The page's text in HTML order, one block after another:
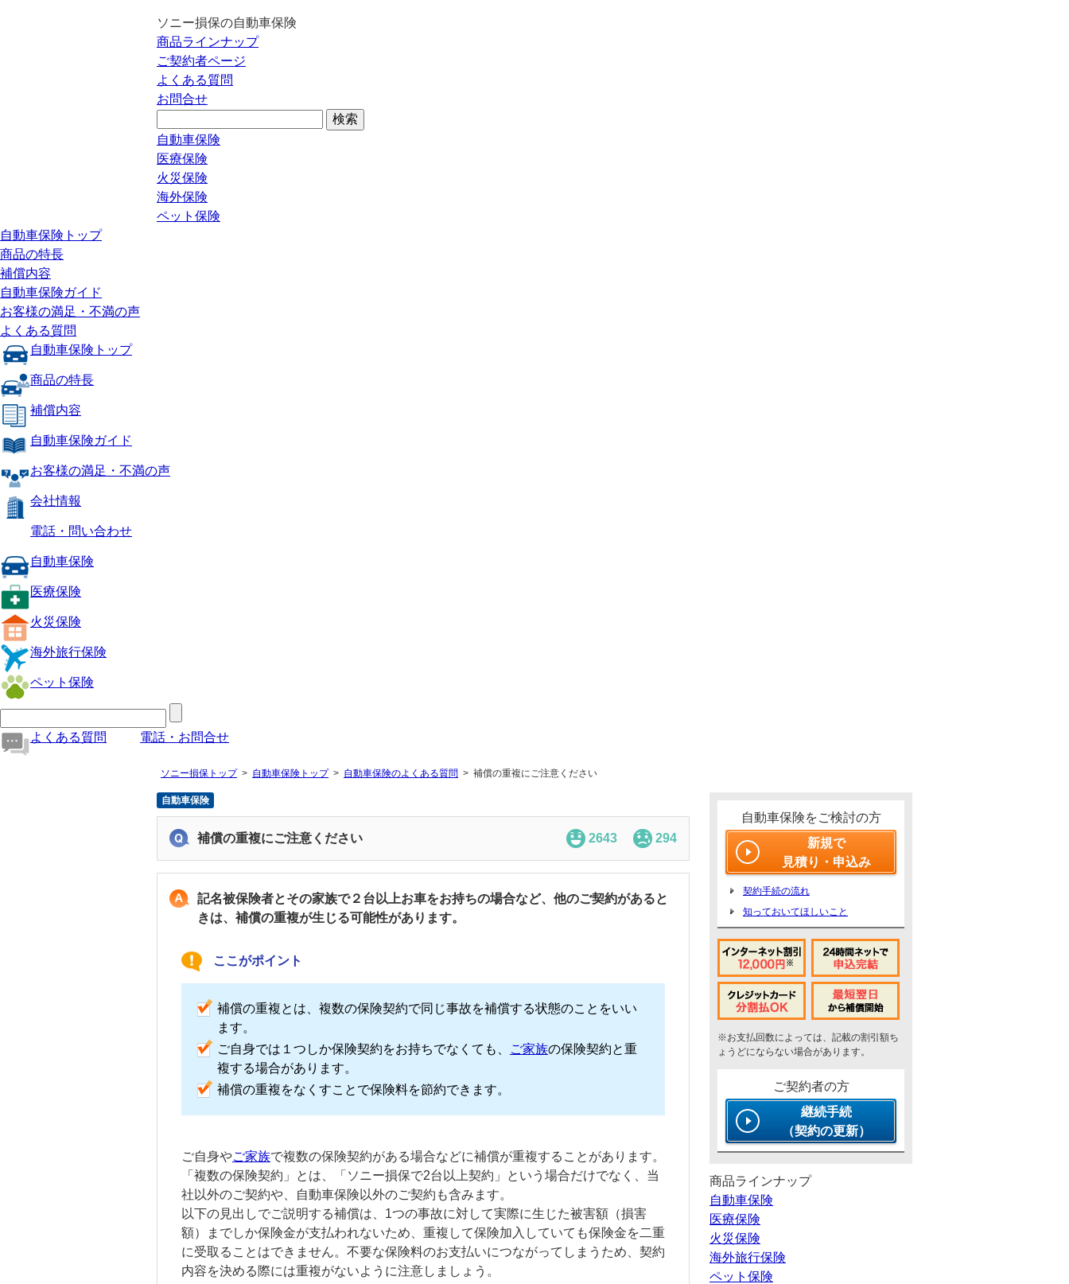
ソニー損保の自動車保険
商品ラインナップ
ご契約者ページ
よくある質問
お問合せ
自動車保険
医療保険
火災保険
海外保険
ペット保険
自動車保険トップ
商品の特長
補償内容
自動車保険ガイド
お客様の満足・不満の声
よくある質問
自動車保険トップ
商品の特長
補償内容
自動車保険ガイド
お客様の満足・不満の声
会社情報
電話・問い合わせ
自動車保険
医療保険
火災保険
海外旅行保険
ペット保険
よくある質問 電話・お問合せ
ソニー損保トップ 自動車保険トップ 自動車保険のよくある質問 補償の重複にご注意ください
自動車保険
補償の重複にご注意ください 2643 294
記名被保険者とその家族で２台以上お車をお持ちの場合など、他のご契約があると
きは、補償の重複が生じる可能性があります。
ここがポイント
補償の重複とは、複数の保険契約で同じ事故を補償する状態のことをいい
ます。
ご自身では１つしか保険契約をお持ちでなくても、
ご家族の保険契約と重
複する場合があります。
補償の重複をなくすことで保険料を節約できます。
ご自身やご家族で複数の保険契約がある場合などに補償が重複することがあります。
「複数の保険契約」とは、「ソニー損保で2台以上契約」という場合だけでなく、当
社以外のご契約や、自動車保険以外のご契約も含みます。
以下の見出しでご説明する補償は、1つの事故に対して実際に生じた被害額（損害
額）までしか保険金が支払われないため、重複して保険加入していても保険金を二重
に受取ることはできません。不要な保険料のお支払いにつながってしまうため、契約
内容を決める際には重複がないように注意しましょう。
自動車保険をご検討の方
新規で
見積り・申込み
契約手続の流れ
知っておいてほしいこと
※お支払回数によっては、記載の割引額ち
ょうどにならない場合があります。
ご契約者の方
継続手続
（契約の更新）
商品ラインナップ
自動車保険
医療保険
火災保険
海外旅行保険
ペット保険